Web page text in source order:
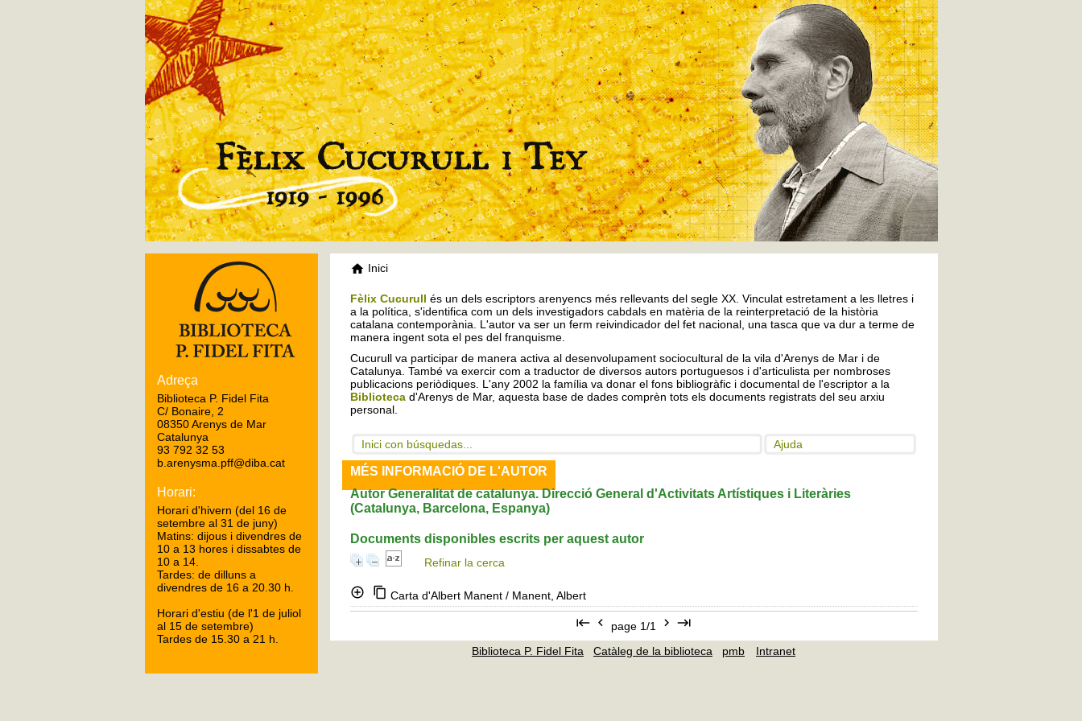
Inici
Fèlix Cucurull és un dels escriptors arenyencs més rellevants del segle XX. Vinculat estretament a les lletres i
a la política, s'identifica com un dels investigadors cabdals en matèria de la reinterpretació de la història
catalana contemporània. L'autor va ser un ferm reivindicador del fet nacional, una tasca que va dur a terme de
manera ingent sota el pes del franquisme.
Cucurull va participar de manera activa al desenvolupament sociocultural de la vila d'Arenys de Mar i de
Catalunya. També va exercir com a traductor de diversos autors portuguesos i d'articulista per nombroses
publicacions periòdiques. L'any 2002 la família va donar el fons bibliogràfic i documental de l'escriptor a la
Bibliotecad'Arenys de Mar, aquesta base de dades comprèn tots els documents registrats del seu arxiu
personal.
Inici con búsquedas... Ajuda
MÉS INFORMACIÓ DE L'AUTOR
Autor Generalitat de catalunya. Direcció General d'Activitats Artístiques i Literàries
(Catalunya, Barcelona, Espanya)
Documents disponibles escrits per aquest autor
Refinar la cerca
Carta d'Albert Manent/ Manent, Albert
page 1/1
Biblioteca P. Fidel Fita
Catàleg de la biblioteca pmb Intranet
Adreça
Biblioteca P. Fidel Fita
C/ Bonaire, 2
08350 Arenys de Mar
Catalunya
93 792 32 53
b.arenysma.pff@diba.cat
Horari:
Horari d'hivern (del 16 de
setembre al 31 de juny)
Matins: dijous i divendres de
10 a 13 hores i dissabtes de
10 a 14.
Tardes: de dilluns a
divendres de 16 a 20.30 h.
Horari d'estiu (de l'1 de juliol
al 15 de setembre)
Tardes de 15.30 a 21 h.